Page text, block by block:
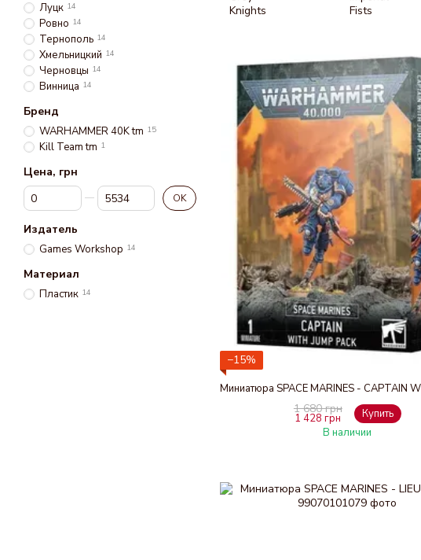
−15%
1 680 грн
1 428 грн
Купить
В наличии
Луцк 14
Ровно 14
Тернополь 14
Хмельницкий 14
Черновцы 14
Винница 14
Бренд
WARHAMMER 40K tm 15
Kill Team tm 1
Цена, грн
От Цена, грн
До Цена, грн OK
Издатель
Games Workshop 14
Материал
Пластик 14